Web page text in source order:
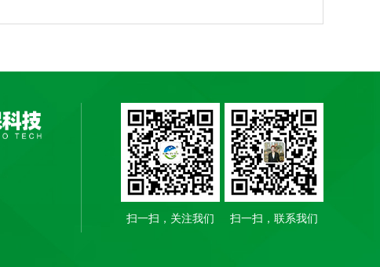
扫一扫，关注我们 扫一扫，联系我们